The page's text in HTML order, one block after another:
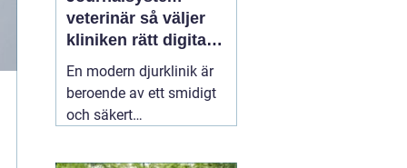
veterinär så väljer
kliniken rätt digitalt
stöd
En modern djurklinik är
beroende av ett smidigt
och säkert
fungerande digitalt flöde